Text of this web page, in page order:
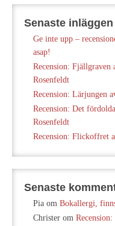
Senaste inläggen
Ge inte upp –
asap!
Recension:
Rosenfeldt
Recension: Lärjungen
Recension: Det
Rosenfeldt
Recension: Flickoffret
Senaste
Pia om Bokallergi,
Christer om